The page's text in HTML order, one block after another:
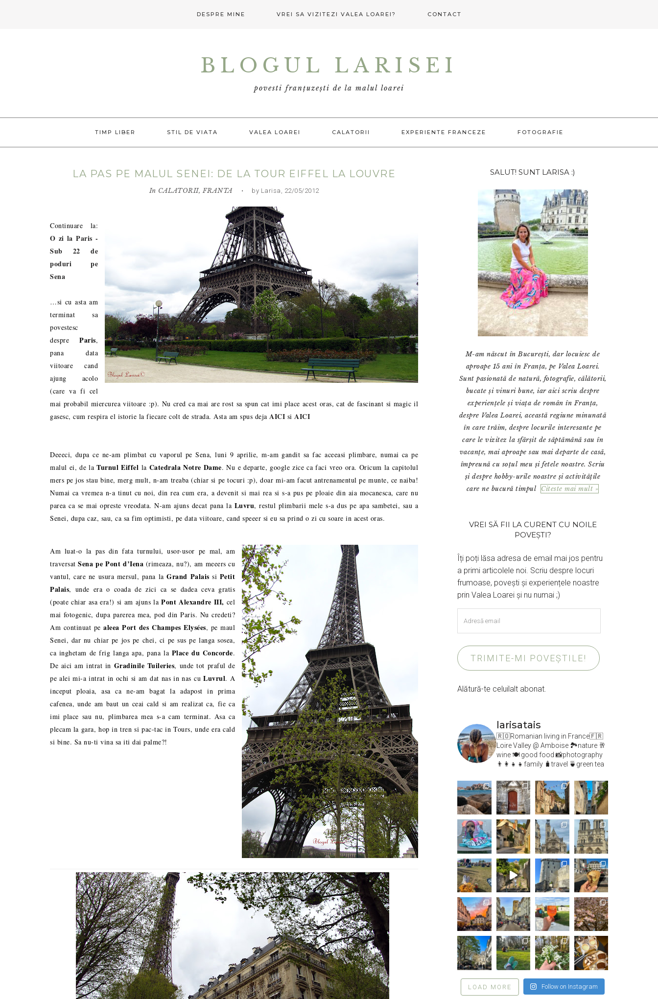
DESPRE MINE VREI SA VIZITEZI VALEA LOAREI? CONTACT
BLOGUL LARISEI
povesti franțuzești de la malul loarei
TIMP LIBER STIL DE VIATA VALEA LOAREI CALATORII EXPERIENTE FRANCEZE FOTOGRAFIE
LA PAS PE MALUL SENEI: DE LA TOUR EIFFEL LA LOUVRE
In CALATORII,FRANTA • by Larisa, 22/05/2012
Continuare la:
O zi la Paris -
Sub 22 de
poduri pe
Sena
…si cu asta am
terminat sa
povestesc
despreParis,
pana data
viitoare cand
ajung acolo
(care va fi cel
mai probabil miercurea viitoare :p). Nu cred ca mai are rost sa spun cat imi place acest oras, cat de fascinant si magic il
gasesc, cum respira el istorie la fiecare colt de strada. Asta am spus deja AICI si AICI
Deeeci, dupa ce ne-am plimbat cu vaporul pe Sena, luni 9 aprilie, m-am gandit sa fac aceeasi plimbare, numai ca pe
malul ei, de laTurnul Eiffel la Catedrala Notre Dame. Nu e departe, google zice ca faci vreo ora. Oricum la capitolul
mers pe jos stau bine, merg mult, n-am treaba (chiar si pe tocuri :p), doar mi-am facut antrenamentul pe munte, ce naiba!
Numai ca vremea n-a tinut cu noi, din rea cum era, a devenit si mai rea si s-a pus pe ploaie din aia mocanesca, care nu
parea ca se mai opreste vreodata. N-am ajuns decat pana la Luvru, restul plimbarii mele s-a dus pe apa sambetei, sau a
Senei, dupa caz, sau, ca sa fim optimisti, pe data viitoare, cand speeer si eu sa prind o zi cu soare in acest oras.
Am luat-o la pas din fata turnului, usor-usor pe mal, am
traversatSena pe Pont d’Iena (rimeaza, nu?), am meeers cu
vantul, care ne usura mersul, pana laGrand Palais si Petit
Palais, unde era o coada de zici ca se dadea ceva gratis
(poate chiar asa era!) si am ajuns laPont Alexandre III, cel
mai fotogenic, dupa parerea mea, pod din Paris. Nu credeti?
Am continuat pealeea Port des Champes Elysées, pe maul
Senei, dar nu chiar pe jos pe chei, ci pe sus pe langa sosea,
ca inghetam de frig langa apa, pana la Place du Concorde.
De aici am intrat in Gradinile Tuileries, unde tot praful de
pe alei mi-a intrat in ochi si am dat nas in nas cuLuvrul. A
inceput ploaia, asa ca ne-am bagat la adapost in prima
cafenea, unde am baut un ceai cald si am realizat ca, fie ca
imi place sau nu, plimbarea mea s-a cam terminat. Asa ca
plecam la gara, hop in tren si pac-tac in Tours, unde era cald
si bine. Sa nu-ti vina sa iti dai palme?!
principală
SALUT! SUNT LARISA :)
M-am născut în București, dar locuiesc de
aproape 15 ani în Franța, pe Valea Loarei.
Sunt pasionată de natură, fotografie, călătorii,
bucate și vinuri bune, iar aici scriu despre
experiențele și viața de român în Franța,
despre Valea Loarei, această regiune minunată
în care trăim, despre locurile interesante pe
care le vizitez la sfârșit de săptămână sau în
vacanțe, mai aproape sau mai departe de casă,
împreună cu soțul meu și fetele noastre. Scriu
și despre hobby-urile noastre și activitățile
care ne bucură timpul Citeste mai mult »
VREI SĂ FII LA CURENT CU NOILE
POVEȘTI?
Îți poți lăsa adresa de email mai jos pentru
a primi articolele noi. Scriu despre locuri
frumoase, povești și experiențele noastre
prin Valea Loarei și nu numai ;)
email
TRIMITE-MI POVEȘTILE!
Alătură-te celuilalt abonat.
larisatais
🇷🇴Romanian living in France🇫🇷
Loire Valley @ Amboise 🏞️nature 🥂
wine 🍽 good food 📸photography
👨‍👩‍👧‍👧family 🧳travel 🍵green tea
LOAD MORE Follow on Instagram